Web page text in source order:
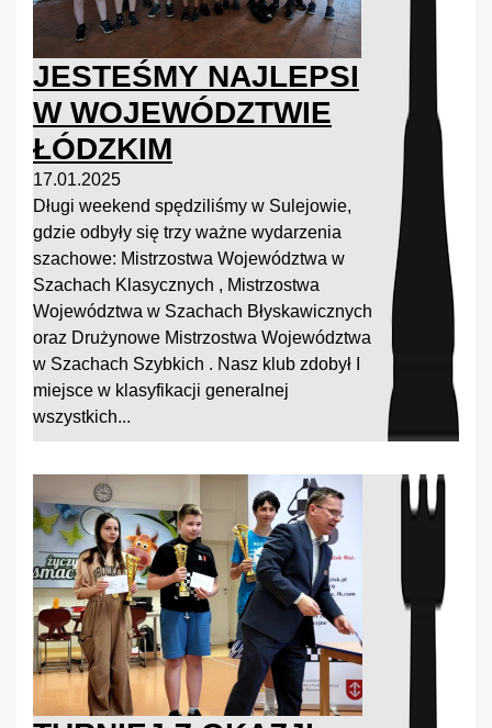
JESTEŚMY NAJLEPSI
W WOJEWÓDZTWIE
ŁÓDZKIM
17.01.2025
Długi weekend spędziliśmy w Sulejowie,
gdzie odbyły się trzy ważne wydarzenia
szachowe: Mistrzostwa Województwa w
Szachach Klasycznych , Mistrzostwa
Województwa w Szachach Błyskawicznych
oraz Drużynowe Mistrzostwa Województwa
w Szachach Szybkich . Nasz klub zdobył I
miejsce w klasyfikacji generalnej
wszystkich...